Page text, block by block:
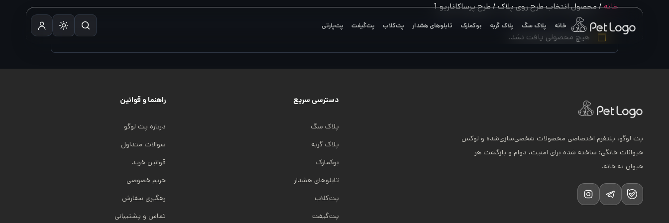
خانه پلاک سگ پلاک گربه بوکمارک تابلوهای هشدار پت‌کلاب پت‌گیفت پت‌پارتی
خانه/ محصول انتخاب طرح روی پلاک / طرح پرساکاناریو 1
هیچ محصولی یافت نشد.
پت لوگو، پلتفرم اختصاصی محصولات شخصی‌سازی‌شده و لوکس
حیوانات خانگی؛ ساخته شده برای امنیت، دوام و بازگشت هر
حیوان به خانه.
دسترسی سریع
پلاک سگ
پلاک گربه
بوکمارک
تابلوهای هشدار
پت‌کلاب
پت‌گیفت
راهنما و قوانین
درباره پت لوگو
سوالات متداول
قوانین خرید
حریم خصوصی
رهگیری سفارش
تماس و پشتیبانی